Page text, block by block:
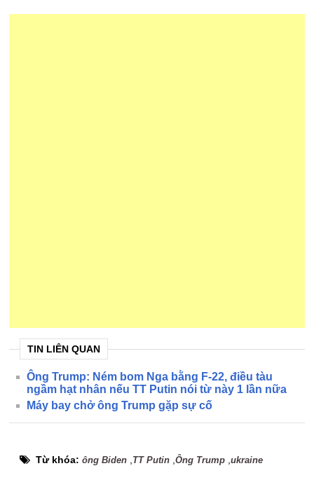
TIN LIÊN QUAN
Ông Trump: Ném bom Nga bằng F-22, điều tàu
ngầm hạt nhân nếu TT Putin nói từ này 1 lần nữa
Máy bay chở ông Trump gặp sự cố
Từ khóa:ông Biden TT Putin ,Ông Trump ,ukraine